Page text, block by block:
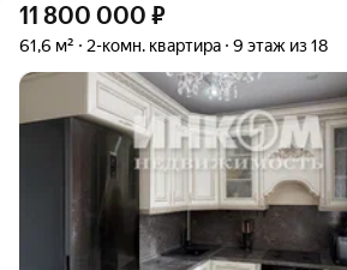
11 800 000 ₽
61,6 м² 2-комн. квартира 9 этаж из 18